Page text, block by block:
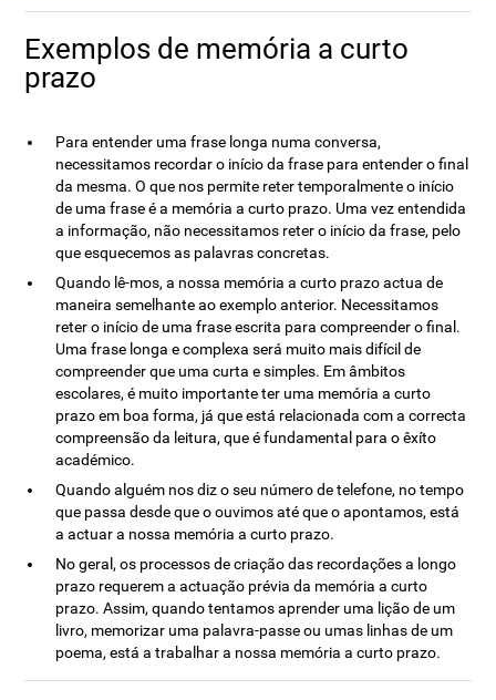
Exemplos de memória a curto
prazo
Para entender uma frase longa numa conversa,
necessitamos recordar o início da frase para entender o final
da mesma. O que nos permite reter temporalmente o início
de uma frase é a memória a curto prazo. Uma vez entendida
a informação, não necessitamos reter o início da frase, pelo
que esquecemos as palavras concretas.
Quando lê-mos, a nossa memória a curto prazo actua de
maneira semelhante ao exemplo anterior. Necessitamos
reter o início de uma frase escrita para compreender o final.
Uma frase longa e complexa será muito mais difícil de
compreender que uma curta e simples. Em âmbitos
escolares, é muito importante ter uma memória a curto
prazo em boa forma, já que está relacionada com a correcta
compreensão da leitura, que é fundamental para o êxíto
académico.
Quando alguém nos diz o seu número de telefone, no tempo
que passa desde que o ouvimos até que o apontamos, está
a actuar a nossa memória a curto prazo.
No geral, os processos de criação das recordações a longo
prazo requerem a actuação prévia da memória a curto
prazo. Assim, quando tentamos aprender uma lição de um
livro, memorizar uma palavra-passe ou umas linhas de um
poema, está a trabalhar a nossa memória a curto prazo.